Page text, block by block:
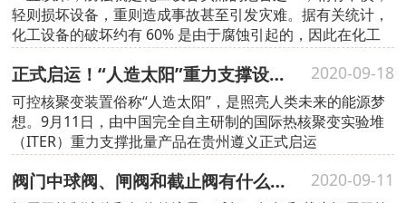
轻则损坏设备，重则造成事故甚至引发灾难。据有关统计，
化工设备的破坏约有 60% 是由于腐蚀引起的，因此在化工
阀门选型时首先要注意选材的科学性
正式启运！“人造太阳”重力支撑设备中国造 2020-09-18
可控核聚变装置俗称“人造太阳”，是照亮人类未来的能源梦
想。9月11日，由中国完全自主研制的国际热核聚变实验堆
（ITER）重力支撑批量产品在贵州遵义正式启运
阀门中球阀、闸阀和截止阀有什么区别？ 2020-09-11